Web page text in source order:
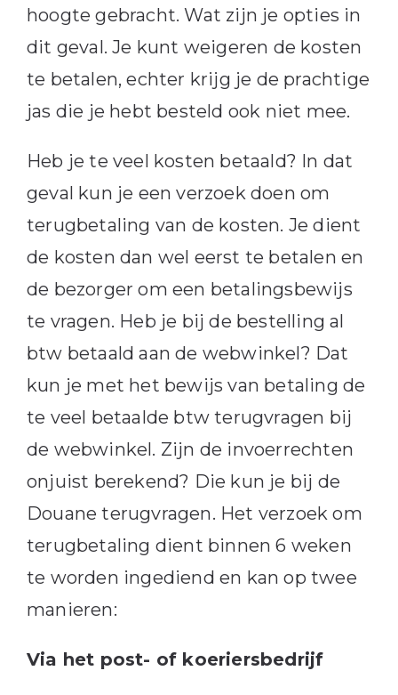
hoogte gebracht. Wat zijn je opties in
dit geval. Je kunt weigeren de kosten
te betalen, echter krijg je de prachtige
jas die je hebt besteld ook niet mee.
Heb je te veel kosten betaald? In dat
geval kun je een verzoek doen om
terugbetaling van de kosten. Je dient
de kosten dan wel eerst te betalen en
de bezorger om een betalingsbewijs
te vragen. Heb je bij de bestelling al
btw betaald aan de webwinkel? Dat
kun je met het bewijs van betaling de
te veel betaalde btw terugvragen bij
de webwinkel. Zijn de invoerrechten
onjuist berekend? Die kun je bij de
Douane terugvragen. Het verzoek om
terugbetaling dient binnen 6 weken
te worden ingediend en kan op twee
manieren:
Via het post- of koeriersbedrijf